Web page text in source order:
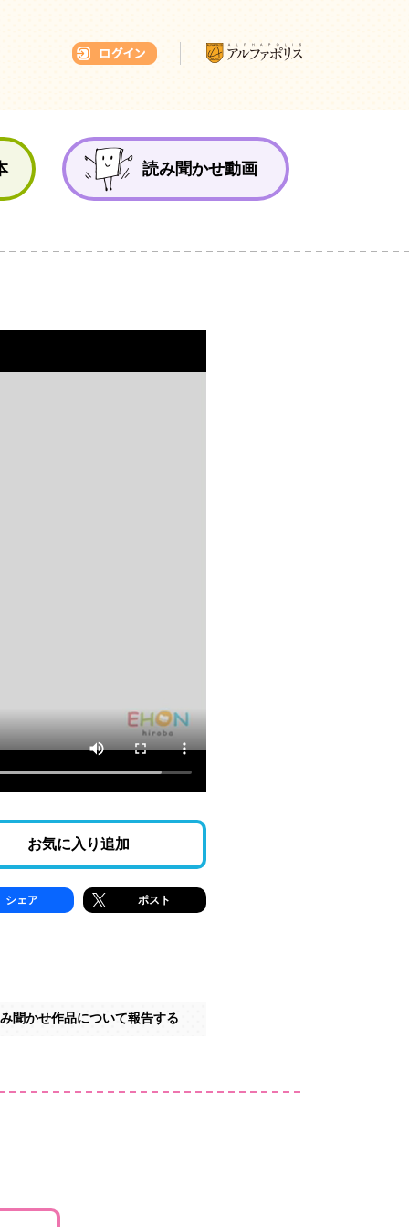
読み聞かせ動画
お気に入り追加
シェア ポスト
聞かせ作品について報告する